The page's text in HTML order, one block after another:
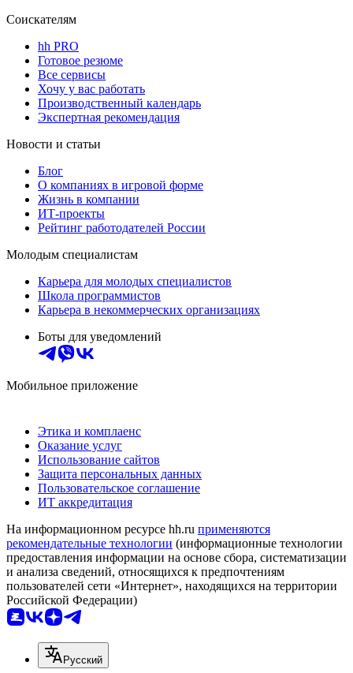
Соискателям
hh PRO
Готовое резюме
Все сервисы
Хочу у вас работать
Производственный календарь
Экспертная рекомендация
Новости и статьи
Блог
О компаниях в игровой форме
Жизнь в компании
ИТ-проекты
Рейтинг работодателей России
Молодым специалистам
Карьера для молодых специалистов
Школа программистов
Карьера в некоммерческих организациях
Боты для уведомлений
Мобильное приложение
Этика и комплаенс
Оказание услуг
Использование сайтов
Защита персональных данных
Пользовательское соглашение
ИТ аккредитация
На информационном ресурсе hh.ru применяются
рекомендательные технологии (информационные технологии
предоставления информации на основе сбора, систематизации
и анализа сведений, относящихся к предпочтениям
пользователей сети «Интернет», находящихся на территории
Российской Федерации)
Русский